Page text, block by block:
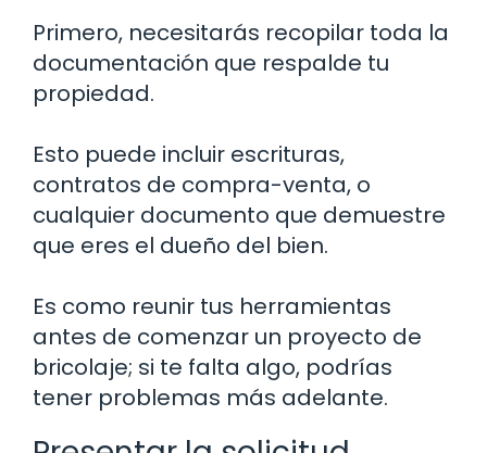
Primero, necesitarás recopilar toda la
documentación que respalde tu
propiedad.
Esto puede incluir escrituras,
contratos de compra-venta, o
cualquier documento que demuestre
que eres el dueño del bien.
Es como reunir tus herramientas
antes de comenzar un proyecto de
bricolaje; si te falta algo, podrías
tener problemas más adelante.